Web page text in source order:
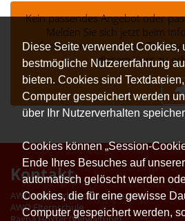
Diese Seite verwendet Cookies,
bestmögliche Nutzererfahrung
bieten. Cookies sind
Computer gespeichert werden
über Ihr Nutzerverhalten
Cookies können „Session-
Ende Ihres Besuches auf
automatisch gelöscht werden
Cookies, die für eine gewisse
Computer gespeichert werden,
Kein passendes Angebot oder
Melden Sie sich jetzt beim
Informationen zu neuen
diesem Kurs zu
Kontakt
AWO Kreisverband Konstanz e.V.
AWO Elternschule